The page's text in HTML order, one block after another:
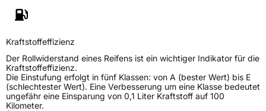
Kraftstoffeffizienz
Der Rollwiderstand eines Reifens ist ein wichtiger Indikator für die
Kraftstoffeffizienz.
Die Einstufung erfolgt in fünf Klassen: von A (bester Wert) bis E
(schlechtester Wert). Eine Verbesserung um eine Klasse bedeutet
ungefähr eine Einsparung von 0,1 Liter Kraftstoff auf 100
Kilometer.